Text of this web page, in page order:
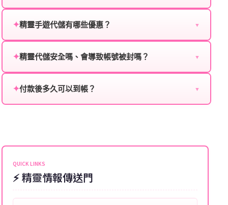
服：
角色名稱：您遊戲中的角色名稱。
等級：角色的當前等級。
✦精靈手遊代儲有哪些優惠？ ▼
贈送、大額儲值優惠及節日限定活動，儲值最低6折
✦精靈代儲安全嗎、會導致帳號被封嗎？ ▼
單，不使用外掛程式、非法點數或異常儲值管道。您獲
✦付款後多久可以到帳？ ▼
可直接聯絡客服查詢訂單進度。
QUICK LINKS
⚡ 精靈情報傳送門